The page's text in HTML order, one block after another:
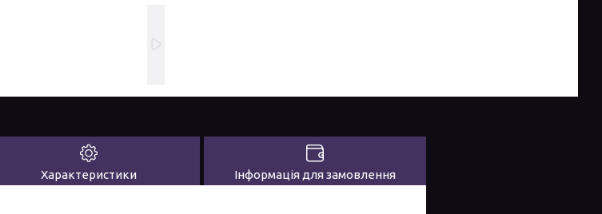
Характеристики Інформація для замовлення